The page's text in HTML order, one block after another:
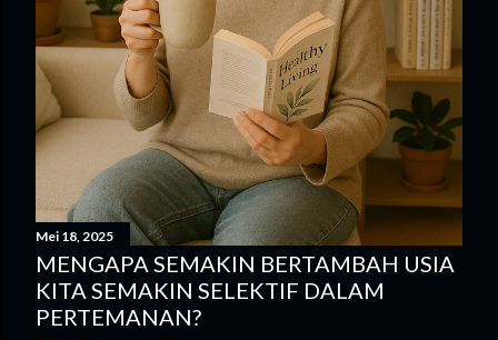
Mei 18, 2025
MENGAPA SEMAKIN BERTAMBAH USIA
KITA SEMAKIN SELEKTIF DALAM
PERTEMANAN?